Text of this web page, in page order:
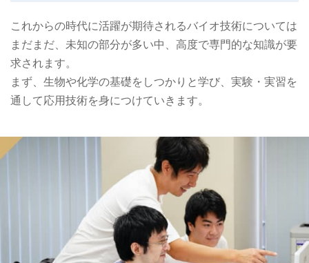
これからの時代に活躍が期待されるバイオ技術については
まだまだ、未知の部分が多い中、高度で専門的な知識が要
求されます。
まず、生物や化学の基礎をしつかりと学び、実験・実習を
通して応用技術を身につけていきます。